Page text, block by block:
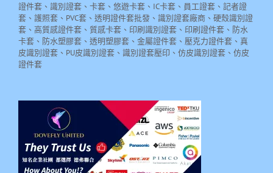
證件套、識別證套、卡套、悠遊卡套、IC卡套、員工證套、記者證
套、護照套、PVC套、透明證件套批發、識別證套廠商、硬殼識別證
套、高質感證件套、質感卡套、印刷識別證套、印刷證件套、防水
卡套、防水塑膠套、透明塑膠套、金屬證件套、壓克力證件套、真
皮識別證套、PU皮識別證套、識別證套壓印、仿皮識別證套、仿皮
證件套